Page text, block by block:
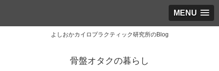
MENU
よしおかカイロプラクティック研究所のBlog
骨盤オタクの暮らし